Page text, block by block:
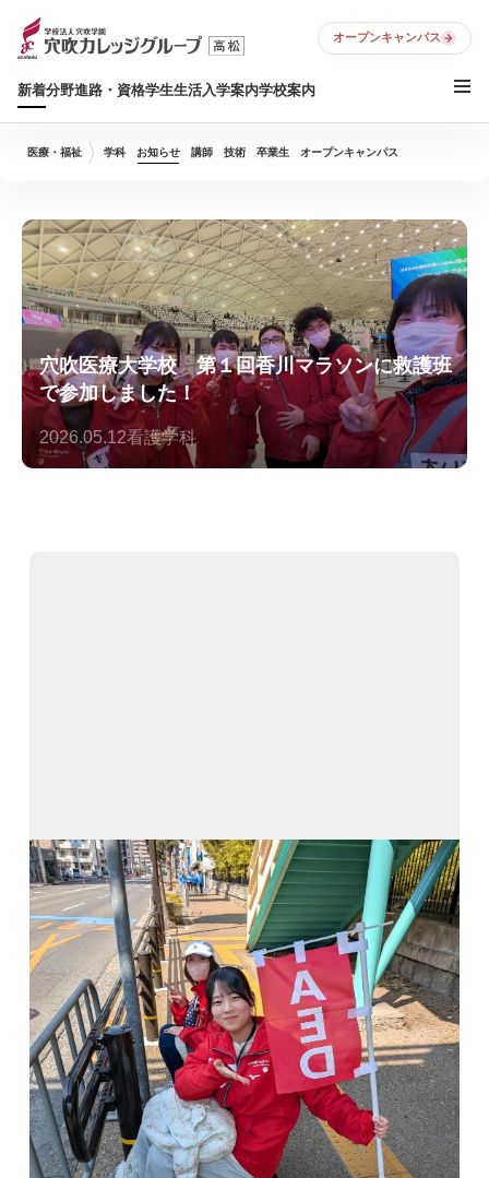
新着分野進路・資格学生生活入学案内学校案内
オープンキャンパス
医療・福祉 学科 お知らせ 講師 技術 卒業生 オープンキャンパス
穴吹医療大学校 第１回香川マラソンに救護班
で参加しました！
2026.05.12看護学科